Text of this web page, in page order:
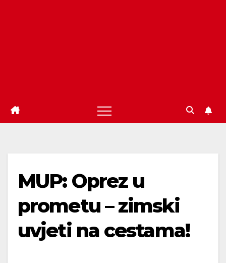
MUP: Oprez u
prometu – zimski
uvjeti na cestama!